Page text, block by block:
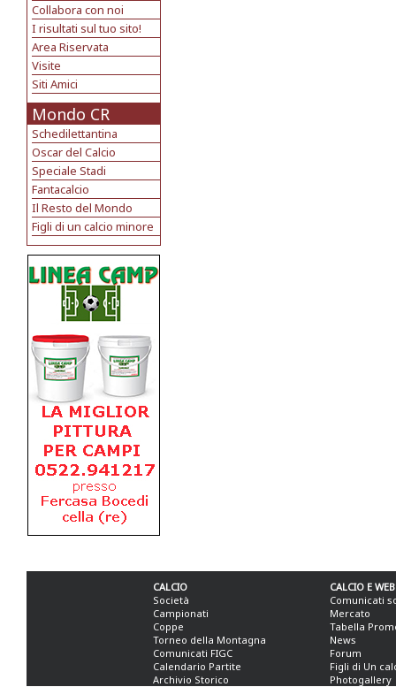
Collabora con noi
I risultati sul tuo sito!
Area Riservata
Visite
Siti Amici
Mondo CR
Schedilettantina
Oscar del Calcio
Speciale Stadi
Fantacalcio
Il Resto del Mondo
Figli di un calcio minore
CALCIO
Società
Campionati
Coppe
Torneo della Montagna
Comunicati FIGC
Calendario Partite
Archivio Storico
CALCIO E WEB
Comunicati
Mercato
Tabella
News
Forum
Figli di Un
Photogallery